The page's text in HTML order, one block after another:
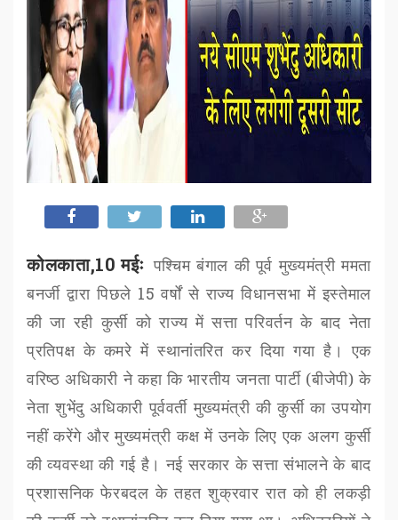
कोलकाता,10 मईः पश्चिम बंगाल की पूर्व मुख्यमंत्री ममता
बनर्जी द्वारा पिछले 15वर्षों से राज्य विधानसभा में इस्तेमाल
की जा रही कुर्सी को राज्य में सत्ता परिवर्तन के बाद नेता
प्रतिपक्ष के कमरे में स्थानांतरित कर दिया गया है। एक
वरिष्ठ अधिकारी ने कहा कि भारतीय जनता पार्टी (बीजेपी) के
नेता शुभेंदु अधिकारी पूर्ववर्ती मुख्यमंत्री की कुर्सी का उपयोग
नहीं करेंगे और मुख्यमंत्री कक्ष में उनके लिए एक अलग कुर्सी
की व्यवस्था की गई है। नई सरकार के सत्ता संभालने के बाद
प्रशासनिक फेरबदल के तहत शुक्रवार रात को ही लकड़ी